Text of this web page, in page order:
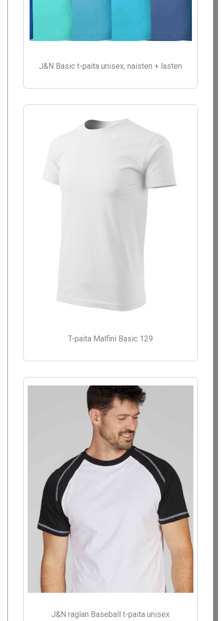
J&N Basic t-paita unisex, naisten + lasten
T-paita Malfini Basic 129
J&N raglan Baseball t-paita unisex